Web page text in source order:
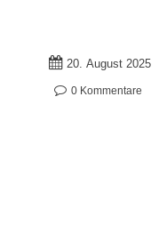
20. August 2025
0 Kommentare